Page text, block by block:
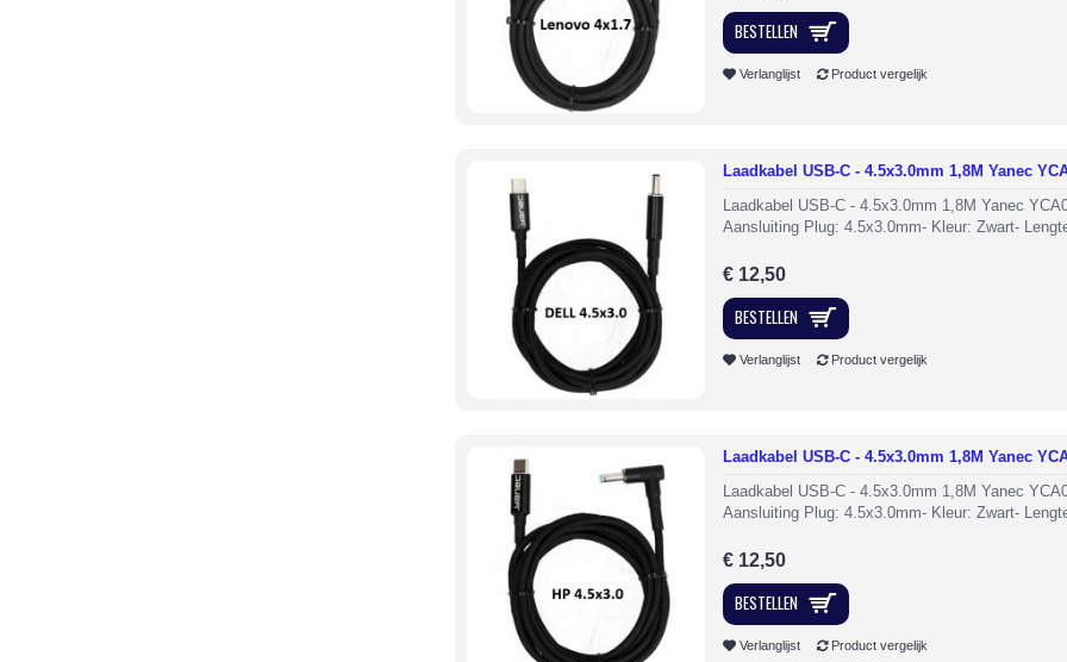
BESTELLEN
Verlanglijst Product vergelijk
Laadkabel USB-C - 4.5x3.0mm 1,8M Yanec
Laadkabel USB-C - 4.5x3.0mm 1,8M Yanec
Aansluiting Plug: 4.5x3.0mm- Kleur: Zwart-
€ 12,50
BESTELLEN
Verlanglijst Product vergelijk
Laadkabel USB-C - 4.5x3.0mm 1,8M Yanec
Laadkabel USB-C - 4.5x3.0mm 1,8M Yanec
Aansluiting Plug: 4.5x3.0mm- Kleur: Zwart-
€ 12,50
BESTELLEN
Verlanglijst Product vergelijk